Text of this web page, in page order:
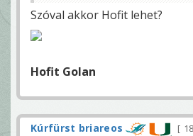
Szóval akkor Hofit lehet?
Hofit Golan
Kúrfürst briareos